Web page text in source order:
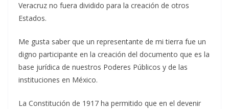
Veracruz no fuera dividido para la creación de otros
Estados.
Me gusta saber que un representante de mi tierra fue un
digno participante en la creación del documento que es la
base jurídica de nuestros Poderes Públicos y de las
instituciones en México.
La Constitución de 1917 ha permitido que en el devenir